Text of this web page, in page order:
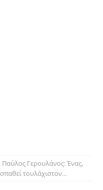
Παύλος Γερουλάνος: Ένας,
τουλάχιστον…